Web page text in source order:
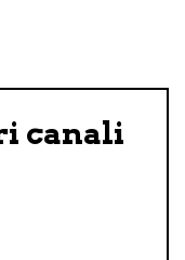
canali